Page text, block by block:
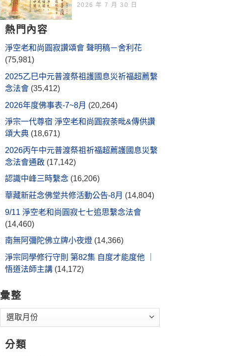
2026 年 7 月 30 日
熱門內容
淨空老和尚圓寂讚頌會 聲明稿－舍利花
(75,981)
2025乙巳中元普渡祭祖護國息災祈福超薦繫
念法會 (35,412)
2026年度佛事表-7~8月 (20,264)
淨宗一代尊宿 淨空老和尚圓寂荼毗&傳供讚
頌大典 (18,671)
2026丙午中元普渡祭祖祈福超薦護國息災繫
念法會通啟 (17,142)
認識中峰三時繫念 (16,206)
華藏新莊念佛堂共修活動公告-8月 (14,804)
9/11 淨空老和尚圓寂七七追思繫念法會
(14,460)
南無阿彌陀佛立牌小夜燈 (14,366)
淨宗同學修行守則 第82集 自度才能度他 ｜
悟道法師主講 (14,172)
彙整
分類